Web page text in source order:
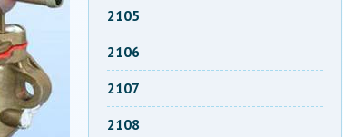
2105
2106
2107
2108